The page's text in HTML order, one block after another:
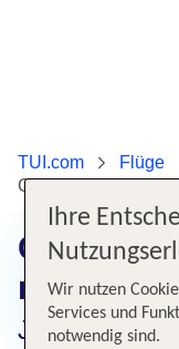
TUI.com
Flüge
Günstige Flüge von
Günstige
nach
Jetzt
Ihre
Wir nutzen
Services und
notwendig sind.